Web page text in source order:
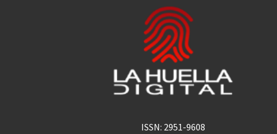
ISSN: 2951-9608